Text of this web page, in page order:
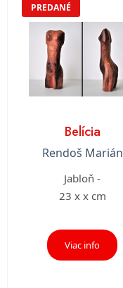
PREDANÉ
Belícia
Rendoš Marián
Jabloň -
23 x x cm
Viac info